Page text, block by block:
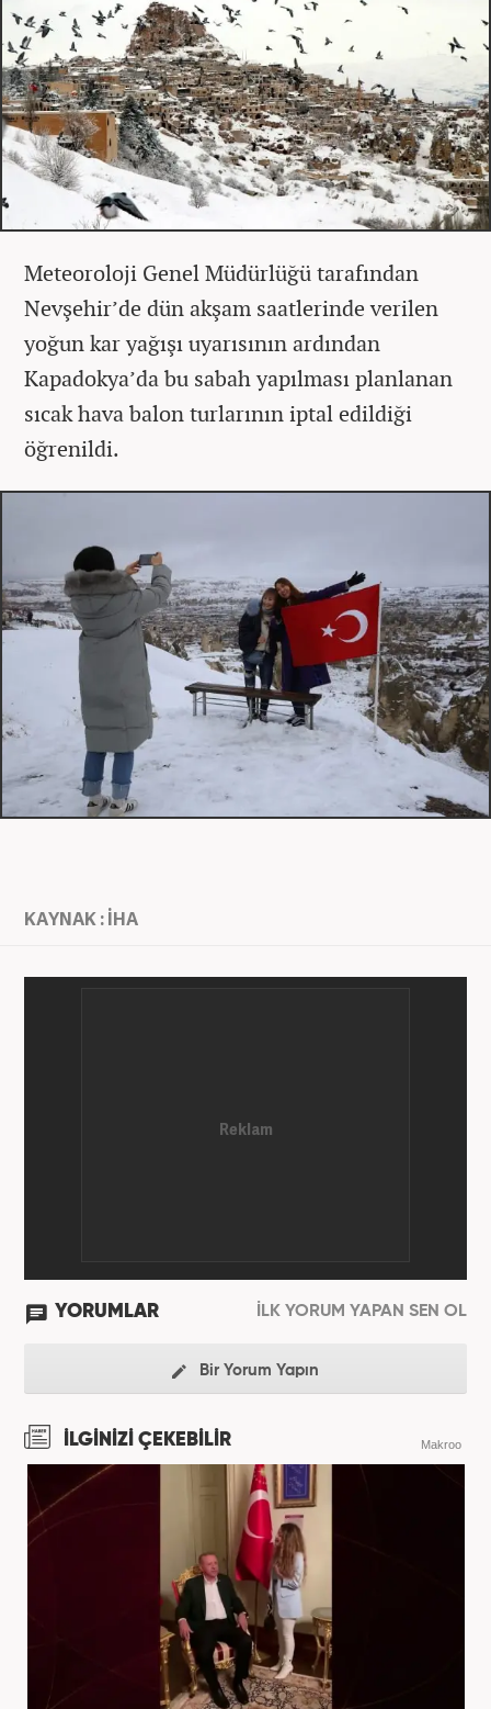
Meteoroloji Genel Müdürlüğü tarafından
Nevşehir’de dün akşam saatlerinde verilen
yoğun kar yağışı uyarısının ardından
Kapadokya’da bu sabah yapılması planlanan
sıcak hava balon turlarının iptal edildiği
öğrenildi.
KAYNAK : İHA
YORUMLAR İLK YORUM YAPAN SEN OL
Bir Yorum Yapın
İLGİNİZİ ÇEKEBİLİR Makroo